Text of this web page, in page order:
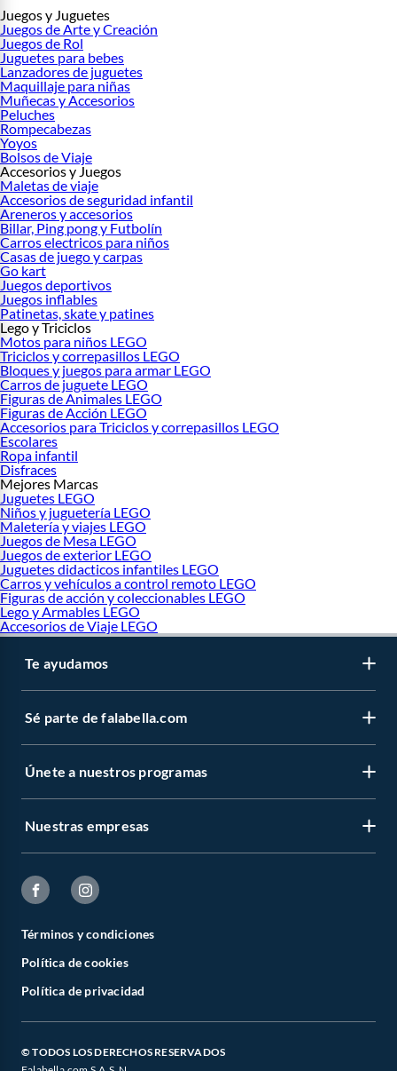
escenas icónicas con
grandepara desafiar tu creatividad! ¡No te pierdas a
increíbles poderes!
Explora todos nuestros productos
Carros eléctricos para niños
Rodaderos, columpios y sube y baja
Casitas para niños
Juguetes
Mundo bebé
Coches para bebés
Bañera para bebé
Bebesit
Sillas para carro bebé
Ropa para bebé
Pañaleras
Juegos y Juguetes
Juegos de Arte y Creación
Juegos de Rol
Juguetes para bebes
Lanzadores de juguetes
Maquillaje para niñas
Muñecas y Accesorios
Peluches
Rompecabezas
Yoyos
Bolsos de Viaje
Accesorios y Juegos
Maletas de viaje
Accesorios de seguridad infantil
Areneros y accesorios
Billar, Ping pong y Futbolín
Carros electricos para niños
Casas de juego y carpas
Go kart
Juegos deportivos
Juegos inflables
Patinetas, skate y patines
Lego y Triciclos
Motos para niños LEGO
Triciclos y correpasillos LEGO
Bloques y juegos para armar LEGO
Carros de juguete LEGO
Figuras de Animales LEGO
Figuras de Acción LEGO
Accesorios para Triciclos y correpasillos LEGO
Escolares
Ropa infantil
Disfraces
Mejores Marcas
Juguetes LEGO
Niños y juguetería LEGO
Maletería y viajes LEGO
Juegos de Mesa LEGO
Juegos de exterior LEGO
Juguetes didacticos infantiles LEGO
Carros y vehículos a control remoto LEGO
Figuras de acción y coleccionables LEGO
Lego y Armables LEGO
Accesorios de Viaje LEGO
Te ayudamos
Sé parte de falabella.com
Únete a nuestros programas
Nuestras empresas
Términos y condiciones
Política de cookies
Política de privacidad
© TODOS LOS DERECHOS RESERVADOS